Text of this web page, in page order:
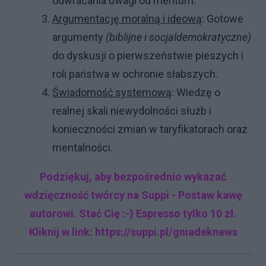
Argumentację moralną i ideową: Gotowe
argumenty (biblijne i socjaldemokratyczne)
do dyskusji o pierwszeństwie pieszych i
roli państwa w ochronie słabszych.
Świadomość systemową: Wiedzę o
realnej skali niewydolności służb i
konieczności zmian w taryfikatorach oraz
mentalności.
Podziękuj, aby bezpośrednio wykazać
wdzięczność twórcy na Suppi - Postaw kawę
autorowi. Stać Cię :-) Espresso tylko 10 zł.
Kliknij w link: https://suppi.pl/gniadeknews